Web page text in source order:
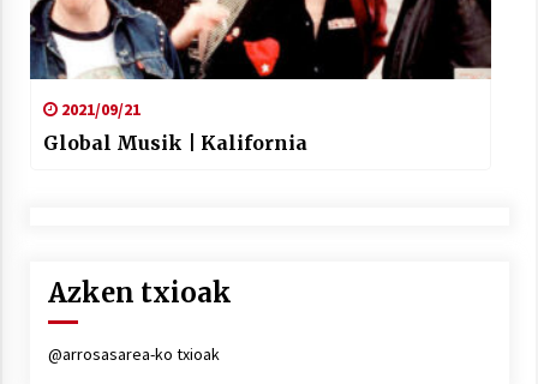
2021/09/21
Global Musik | Kalifornia
Azken txioak
@arrosasarea-ko txioak